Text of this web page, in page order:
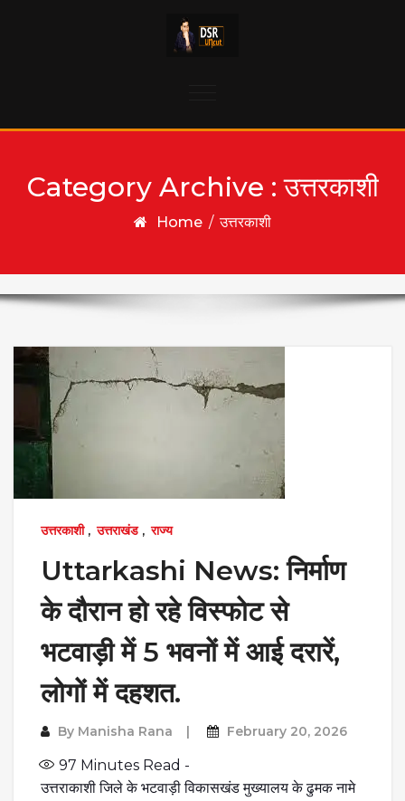
Category Archive : उत्तरकाशी
Home / उत्तरकाशी
उत्तरकाशी, उत्तराखंड, राज्य
Uttarkashi News: निर्माण
के दौरान हो रहे विस्फोट से
भटवाड़ी में 5 भवनों में आई दरारें,
लोगों में दहशत.
By Manisha Rana February 20, 2026
97 Minutes Read -
उत्तराकाशी जिले के भटवाड़ी विकासखंड मुख्यालय के ढुमक नामे